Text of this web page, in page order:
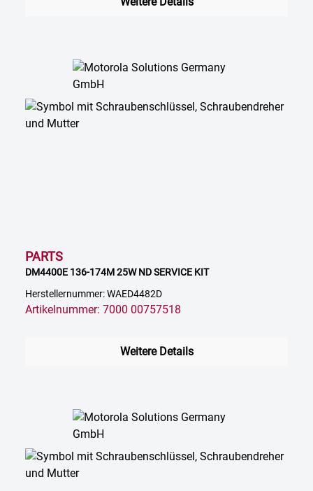
PARTS
DM4400E 136-174M 25W ND SERVICE KIT
Herstellernummer: WAED4482D
Artikelnummer: 7000 00757518
Weitere Details